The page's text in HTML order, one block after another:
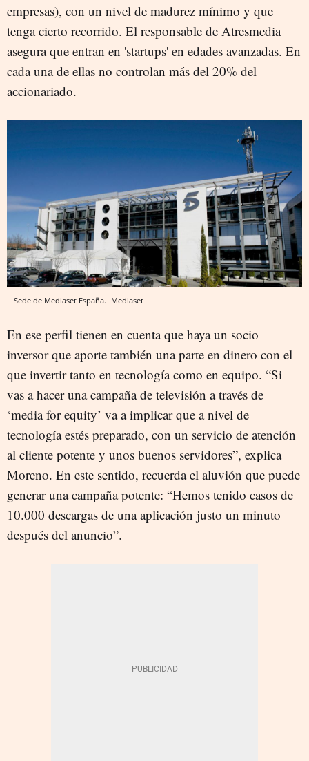
empresas), con un nivel de madurez mínimo y que
tenga cierto recorrido. El responsable de Atresmedia
asegura que entran en 'startups' en edades avanzadas. En
cada una de ellas no controlan más del 20% del
accionariado.
Sede de Mediaset España. Mediaset
En ese perfil tienen en cuenta que haya un socio
inversor que aporte también una parte en dinero con el
que invertir tanto en tecnología como en equipo. “Si
vas a hacer una campaña de televisión a través de
‘media for equity’ va a implicar que a nivel de
tecnología estés preparado, con un servicio de atención
al cliente potente y unos buenos servidores”, explica
Moreno. En este sentido, recuerda el aluvión que puede
generar una campaña potente: “Hemos tenido casos de
10.000 descargas de una aplicación justo un minuto
después del anuncio”.